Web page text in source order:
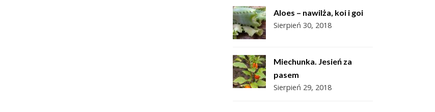
Aloes – nawilża, koi i goi
Sierpień 30, 2018
Miechunka. Jesień za
pasem
Sierpień 29, 2018